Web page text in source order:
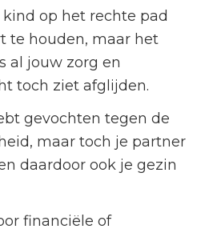
kind op het rechte pad
te houden, maar het
al jouw zorg en
toch ziet afglijden.
gevochten tegen de
maar toch je partner
daardoor ook je gezin
financiële of